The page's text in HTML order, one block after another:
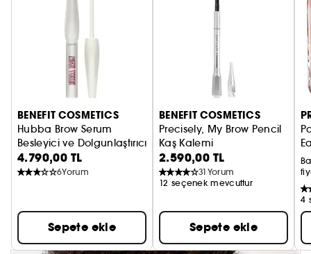
BENEFIT COSMETICS
Hubba Brow Serum
Besleyici ve Dolgunlaştırıcı Etkili Kaş Serumu
4.790,00 TL
6Yorum
Sepete ekle
BENEFIT COSMETICS
Precisely, My Brow Pencil
Kaş Kalemi
2.590,00 TL
31 Yorum
12 seçenek mevcuttur
Sepete ekle
4